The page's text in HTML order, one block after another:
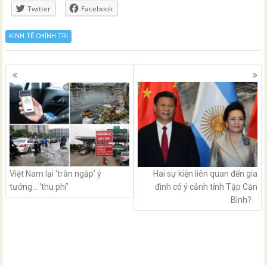
Twitter Facebook
KINH TẾ CHÍNH TRỊ
Posts
navigation
Việt Nam lại ‘tràn ngập’ ý
tưởng… ‘thu phí’
Hai sự kiện liên quan đến gia
đình có ý cảnh tỉnh Tập Cận
Bình?